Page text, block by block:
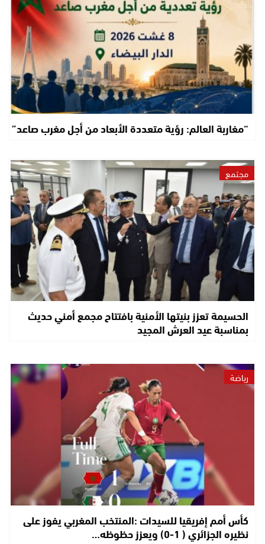
“مغاربة العالم: رؤية متعددة الأبعاد من أجل مغرب صاعد”
مجتمع
الحسيمة تعزز بنيتها الأمنية بافتتاح مجمع أمني حديث
بمناسبة عيد العرش المجيد
رياضة
كأس أمم إفريقيا للسيدات :المنتخب المغربي يفوز على
نظيره الجزائري ( 1-0) ويعزز حظوظه…